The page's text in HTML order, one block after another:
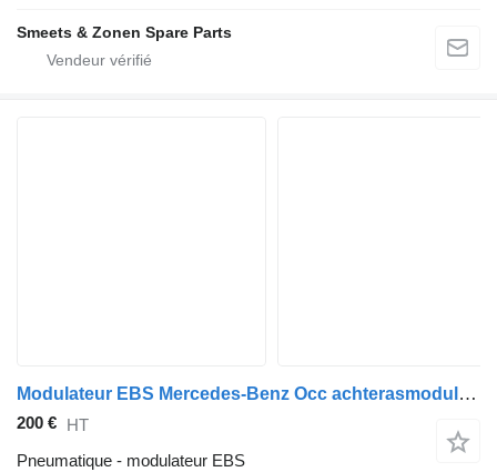
Smeets & Zonen Spare Parts
Modulateur EBS Mercedes-Benz Occ achterasmodulator + remventiel Mercedes A0004295724 pour camion
200 € HT
Pneumatique - modulateur EBS